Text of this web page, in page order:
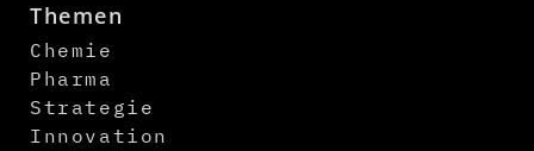
Themen
Chemie
Pharma
Strategie
Innovation